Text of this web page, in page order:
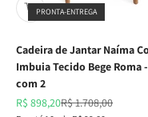
PRONTA-ENTREGA
Cadeira de Jantar Naíma
Imbuia Tecido Bege Roma
com 2
Preço promocional
R$ 898,20Preço normal
R$ 1.708,00